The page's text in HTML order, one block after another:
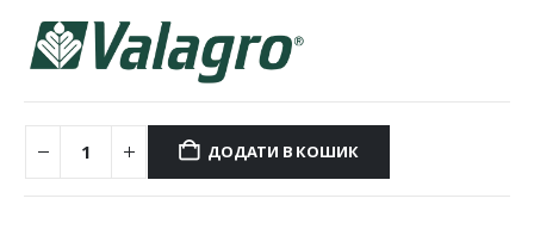
ДОДАТИ В КОШИК